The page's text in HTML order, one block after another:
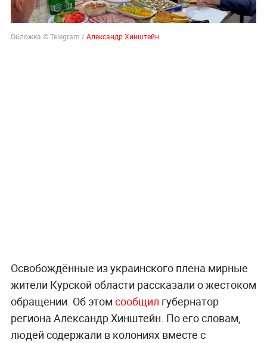
Обложка © Telegram /Александр Хинштейн
Освобождённые из украинского плена мирные
жители Курской области рассказали о жестоком
обращении. Об этом сообщил губернатор
региона Александр Хинштейн. По его словам,
людей содержали в колониях вместе с